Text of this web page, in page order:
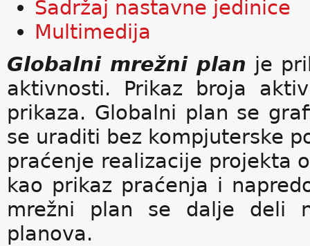
Sadržaj nastavne jedinice
Multimedija
Globalni mrežni plan je
aktivnosti. Prikaz broja
prikaza. Globalni plan se
se uraditi bez kompjuterske
praćenje realizacije projekta
kao prikaz praćenja i
mrežni plan se dalje deli
planova.